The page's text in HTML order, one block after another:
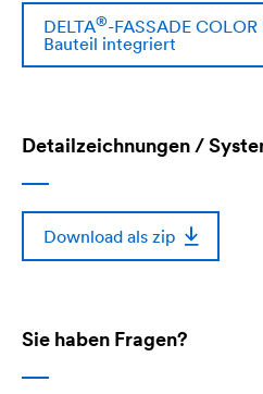
DELTA®-FASSADE
Bauteil integriert
Detailzeichnungen /
Download als zip
Sie haben Fragen?